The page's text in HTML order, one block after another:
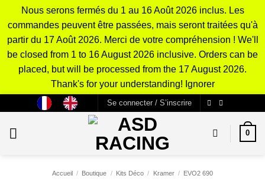
Nous serons fermés du 1 au 16 Août 2026 inclus. Les
commandes peuvent être passées, mais seront traitées qu'à
partir du 17 Août 2026. Merci de votre compréhension ! We'll
be closed from 1 to 16 August 2026 inclusive. Orders can be
placed, but will be processed from the 17 August 2026.
Thank's for your understanding! Ignorer
contenu
Se connecter / S’inscrire
0
Accueil / Boutique / Kits Déco / Kramer / EVO2 690